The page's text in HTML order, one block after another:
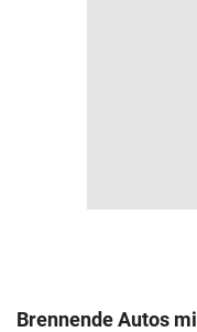
Brennende Autos